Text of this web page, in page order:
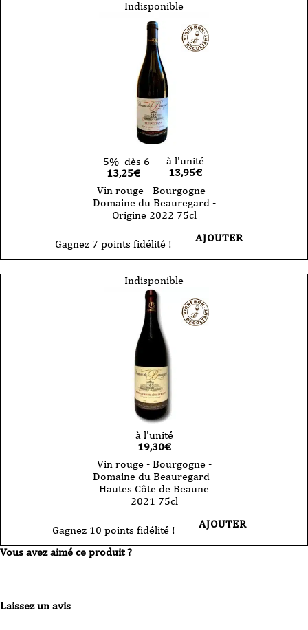
Indisponible
-5% dès 6
13,25€
à l'unité
13,95€
Vin rouge - Bourgogne -
Domaine du Beauregard -
Origine 2022 75cl
Gagnez 7 points fidélité ! AJOUTER
Indisponible
à l'unité
19,30€
Vin rouge - Bourgogne -
Domaine du Beauregard -
Hautes Côte de Beaune
2021 75cl
Gagnez 10 points fidélité ! AJOUTER
Vous avez aimé ce produit ?
Laissez un avis